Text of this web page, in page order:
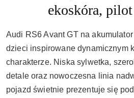
ekoskóra,
Audi RS6 Avant GT na
dzieci inspirowane dynamicznym
charakterze. Niska sylwetka,
detale oraz nowoczesna linia
pojazd świetnie prezentuje się